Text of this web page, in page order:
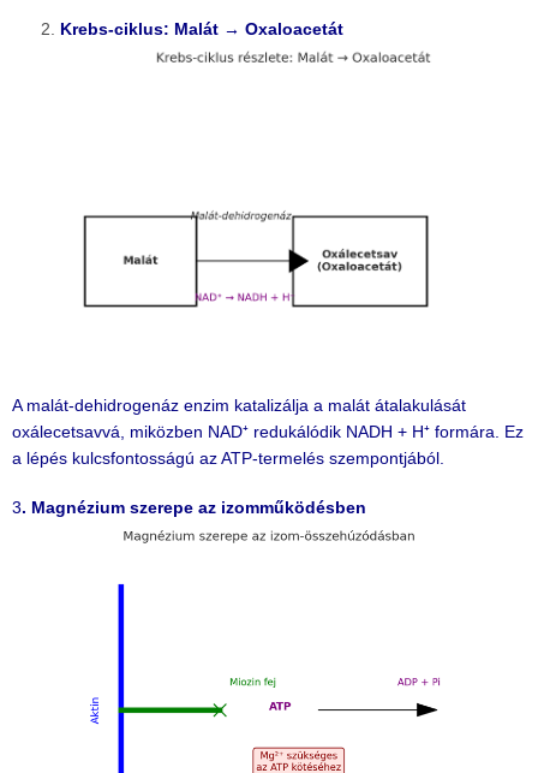
Krebs-ciklus: Malát → Oxaloacetát
A malát-dehidrogenáz enzim katalizálja a malát átalakulását
oxálecetsavvá, miközben NAD⁺ redukálódik NADH + H⁺ formára. Ez
a lépés kulcsfontosságú az ATP-termelés szempontjából.
3. Magnézium szerepe az izomműködésben